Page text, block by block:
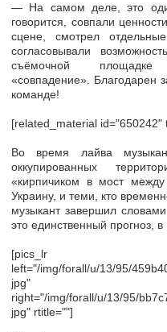
— На самом деле, это
говорится, совпали
сцене, смотрел
согласовывали
съёмочной площадке
«совпадение». Благодарен
команде!
[related_material id="650242"
Во время лайва
оккупированных
«кирпичиком в мост
Украину, и теми, кто
музыкант завершил
это единственный прогноз,
[pics_lr
left="/img/forall/u/13/95/
jpg"
right="/img/forall/u/13/95/
jpg" rtitle=""]